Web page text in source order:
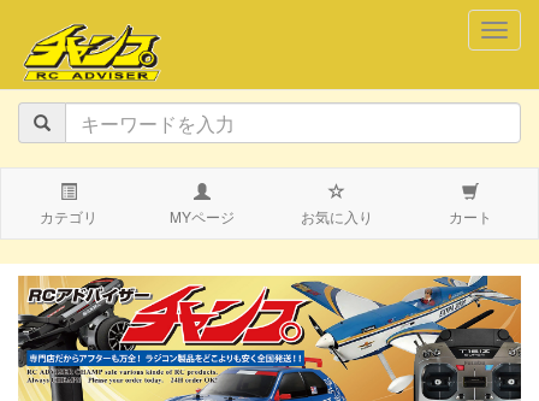
カテゴリ MYページ お気に入り カート